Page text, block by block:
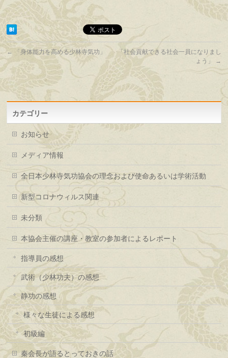
← 「身体能力を高める少林寺気功」
「社会貢献できる社会一員になりまし
ょう」
→
カテゴリー
お知らせ
メディア情報
全日本少林寺気功協会の理念および使命あるいは学術活動
新型コロナウィルス関連
未分類
本協会主催の講座・教室の参加者によるレポート
指導員の感想
武術（少林功夫）の感想
静功の感想
様々な生徒による感想
初級編
秦会長が語るとっておきの話